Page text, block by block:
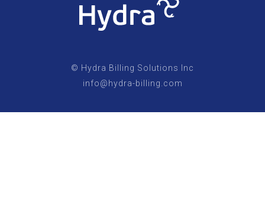
© Hydra Billing Solutions Inc
info@hydra-billing.com